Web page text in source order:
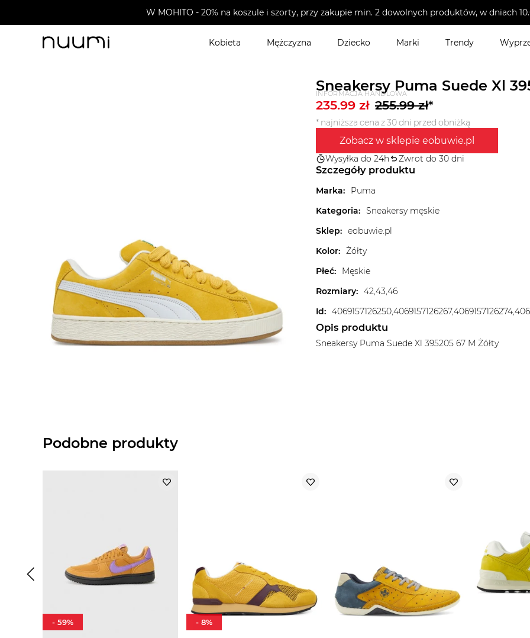
W MOHITO - 20% na koszule i szorty, przy zakupie min. 2 dowolnych produktów, w dniach
Kobieta Mężczyzna Dziecko Marki Trendy
Sneakersy Puma Suede Xl
INFORMACJA HANDLOWA
235.99 zł 255.99zł*
* najniższa cena z 30 dni przed obniżką
Zobacz w sklepie eobuwie.pl
Wysyłka do 24h Zwrot do 30 dni
Szczegóły produktu
Marka:
Puma
Kategoria: Sneakersy męskie
Sklep: eobuwie.pl
Kolor: Żółty
Płeć:
Męskie
Rozmiary: 42,43,46
Id:
Opis produktu
Sneakersy Puma Suede Xl 395205 67 M Żółty
Podobne produkty
- 59% - 8%